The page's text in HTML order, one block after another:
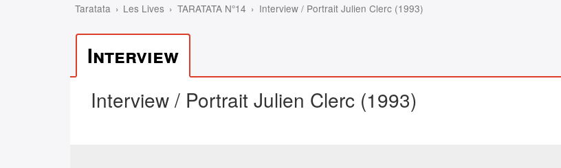
Taratata Les Lives TARATATA N°14 Interview / Portrait Julien Clerc (1993)
Interview
Interview / Portrait Julien Clerc (1993)